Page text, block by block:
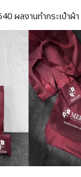
ผลงานทำกระเป๋าผ้า